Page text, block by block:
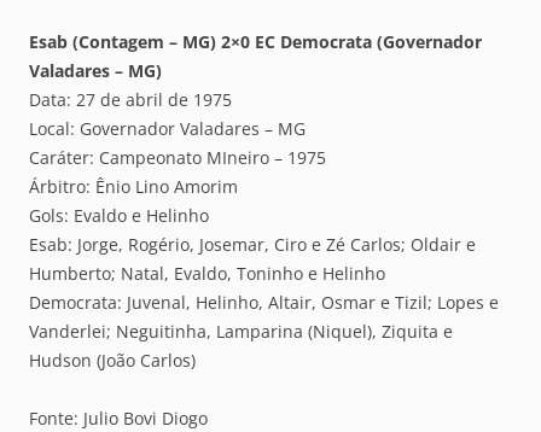
Esab (Contagem – MG) 2×0 EC Democrata (Governador
Valadares – MG)
Data: 27 de abril de 1975
Local: Governador Valadares – MG
Caráter: Campeonato MIneiro – 1975
Árbitro: Ênio Lino Amorim
Gols: Evaldo e Helinho
Esab: Jorge, Rogério, Josemar, Ciro e Zé Carlos; Oldair e
Humberto; Natal, Evaldo, Toninho e Helinho
Democrata: Juvenal, Helinho, Altair, Osmar e Tizil; Lopes e
Vanderlei; Neguitinha, Lamparina (Niquel), Ziquita e
Hudson (João Carlos)
Fonte: Julio Bovi Diogo